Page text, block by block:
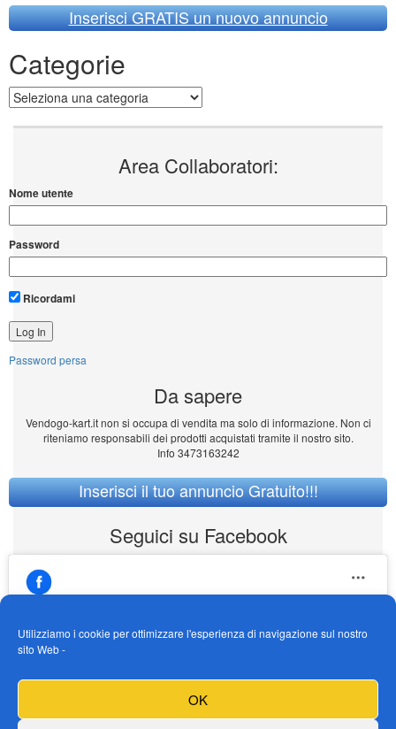
Utilizziamo i cookie per ottimizzare l'esperienza di navigazione sul nostro
sito Web -
OK
Inserisci GRATIS un nuovo annuncio
Categorie
Categorie
Area Collaboratori:
Nome utente
Password
Ricordami
Password persa
Da sapere
Vendogo-kart.it non si occupa di vendita ma solo di informazione. Non ci
riteniamo responsabili dei prodotti acquistati tramite il nostro sito.
Info 3473163242
Inserisci il tuo annuncio Gratuito!!!
Seguici su Facebook
https://www.facebook.com/Vendogokartit/
Fai clic per accettare i cookie marketing e
abilitare questo contenuto